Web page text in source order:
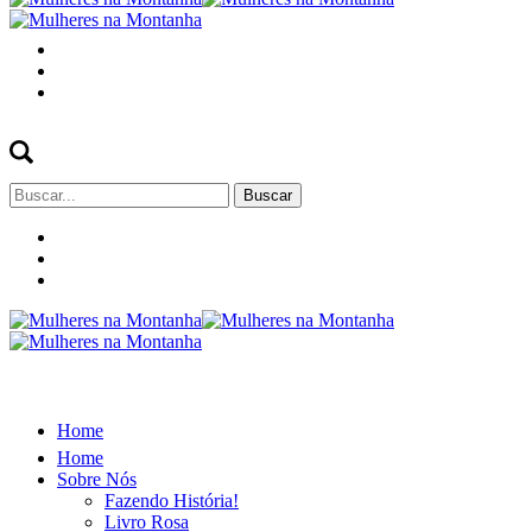
Buscar
por:
Home
Home
Sobre Nós
Fazendo História!
Livro Rosa